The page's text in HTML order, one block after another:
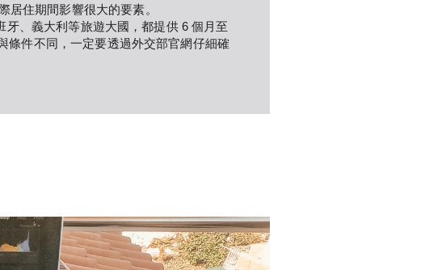
住期間影響很大的要素。
、義大利等旅遊大國，都提供 6 個月至
條件不同，一定要透過外交部官網仔細確